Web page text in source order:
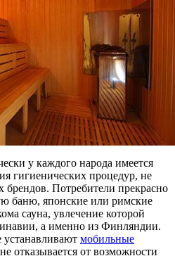
у каждого народа имеется
гигиенических процедур, не
брендов. Потребители прекрасно
баню, японские или римские
сауна, увлечение которой
а именно из Финляндии.
устанавливают мобильные
отказывается от возможности